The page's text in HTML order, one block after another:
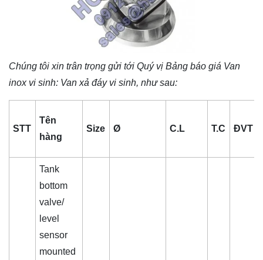
Chúng tôi xin trân trọng gửi tới Quý vị Bảng báo giá Van
inox vi sinh: Van xả đáy vi sinh, như sau:
STT
Tên
hàng
Size Ø C.L T.C ĐVT
Tank
bottom
valve/
level
sensor
mounted